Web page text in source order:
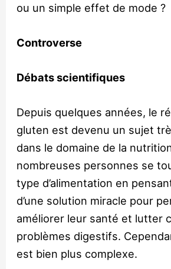
ou un simple effet de mode ?
Controverse
Débats scientifiques
Depuis quelques années, le
gluten est devenu un sujet
dans le domaine de la
nombreuses personnes se
type d’alimentation en pensant
d’une solution miracle pour
améliorer leur santé et lutter
problèmes digestifs.
est bien plus complexe.